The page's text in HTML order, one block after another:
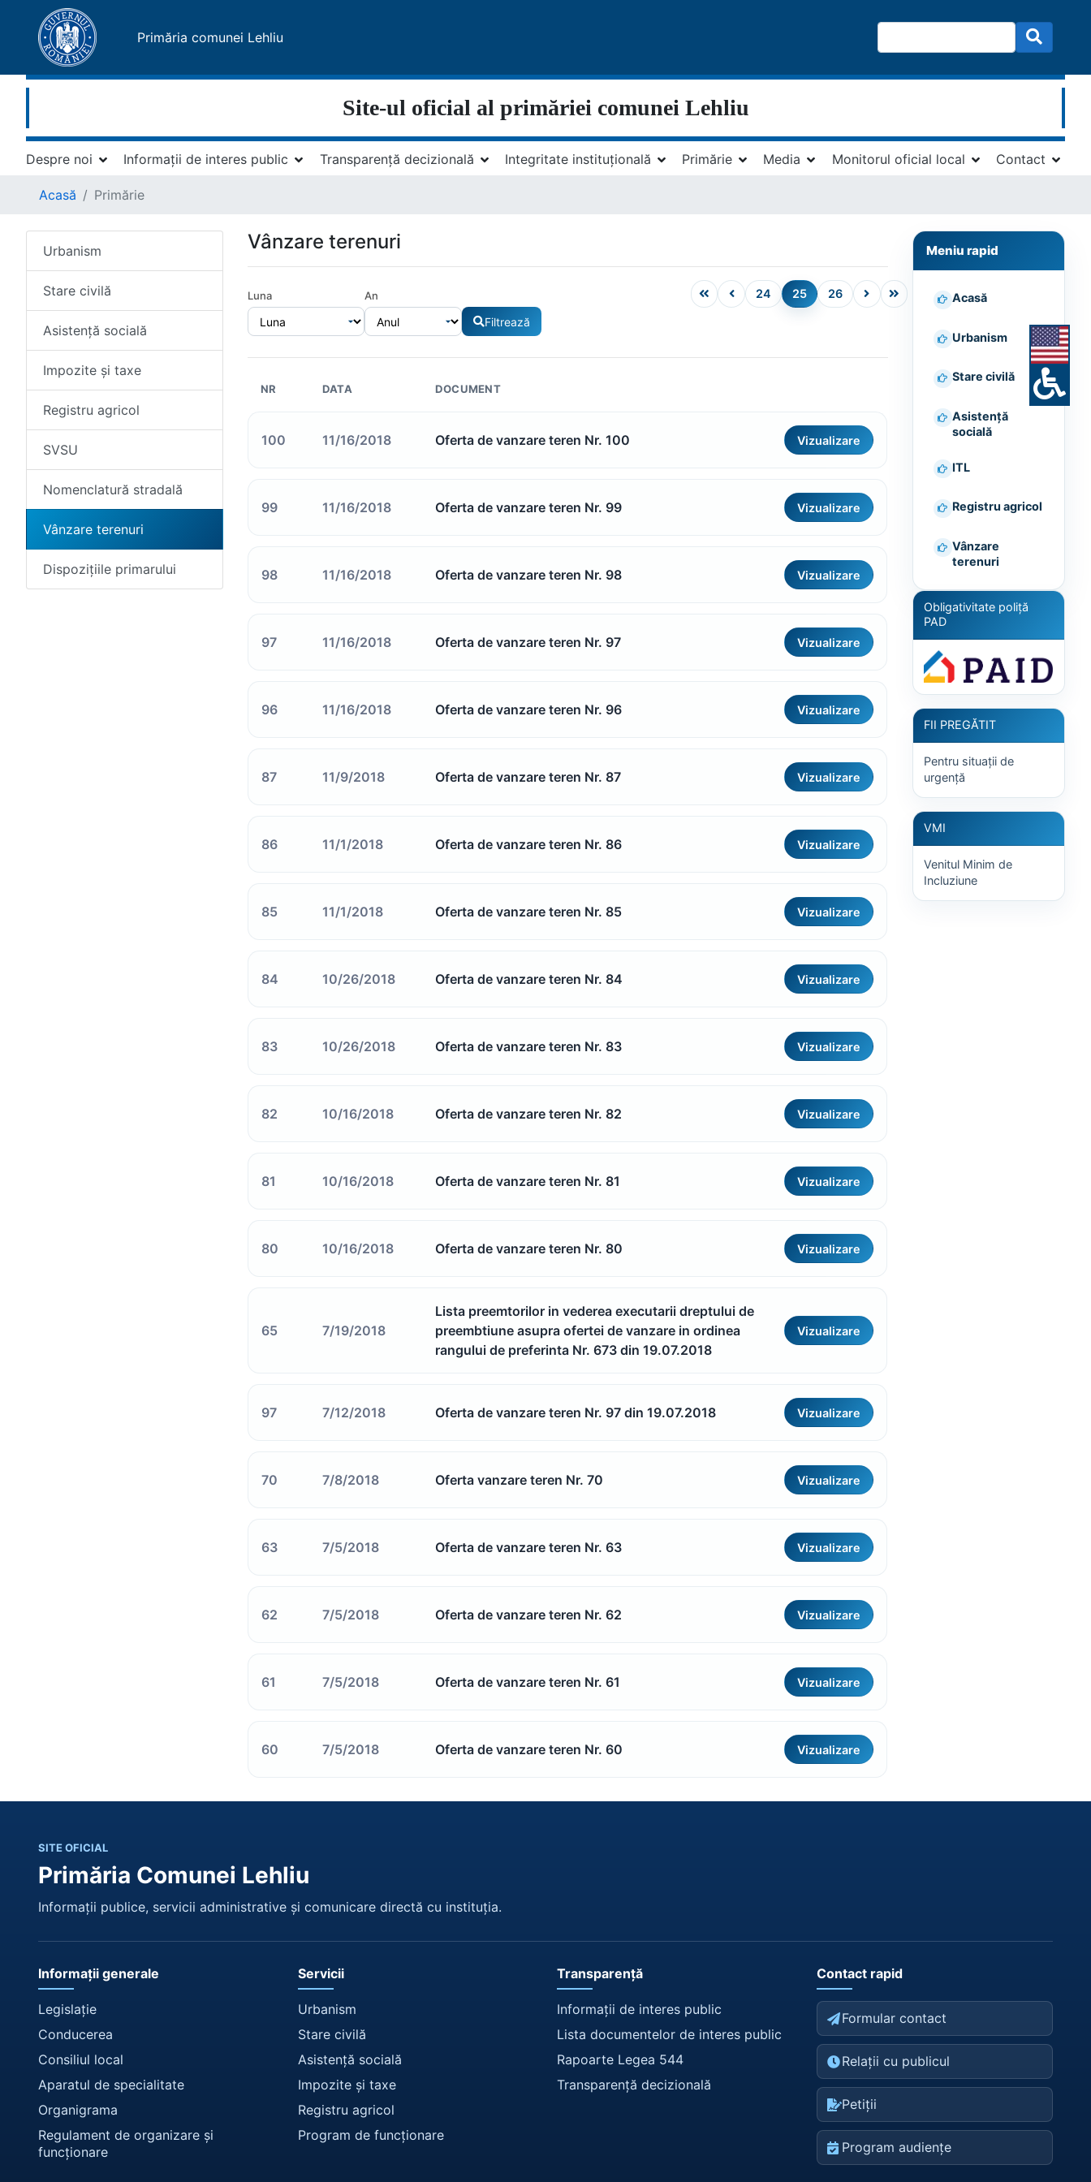
Primăria comunei Lehliu
Site-ul oficial al primăriei comunei Lehliu
Despre noi Informații de interes public Transparență decizională Integritate instituțională Primărie Media Monitorul oficial local Contact
Acasă Primărie
Urbanism
Stare civilă
Asistență socială
Impozite și taxe
Registru agricol
SVSU
Nomenclatură stradală
Vânzare terenuri
Dispozițiile primarului
Vânzare terenuri
Luna An
Filtrează
24 25 26
NR DATA DOCUMENT
100 11/16/2018 Oferta de vanzare teren Nr. 100 Vizualizare
99 11/16/2018 Oferta de vanzare teren Nr. 99 Vizualizare
98 11/16/2018 Oferta de vanzare teren Nr. 98 Vizualizare
97 11/16/2018 Oferta de vanzare teren Nr. 97 Vizualizare
96 11/16/2018 Oferta de vanzare teren Nr. 96 Vizualizare
87 11/9/2018 Oferta de vanzare teren Nr. 87 Vizualizare
86 11/1/2018 Oferta de vanzare teren Nr. 86 Vizualizare
85 11/1/2018 Oferta de vanzare teren Nr. 85 Vizualizare
84 10/26/2018 Oferta de vanzare teren Nr. 84 Vizualizare
83 10/26/2018 Oferta de vanzare teren Nr. 83 Vizualizare
82 10/16/2018 Oferta de vanzare teren Nr. 82 Vizualizare
81 10/16/2018 Oferta de vanzare teren Nr. 81 Vizualizare
80 10/16/2018 Oferta de vanzare teren Nr. 80 Vizualizare
65 7/19/2018
Lista preemtorilor in vederea executarii dreptului de
preembtiune asupra ofertei de vanzare in ordinea
rangului de preferinta Nr. 673 din 19.07.2018
Vizualizare
97 7/12/2018 Oferta de vanzare teren Nr. 97 din 19.07.2018 Vizualizare
70 7/8/2018 Oferta vanzare teren Nr. 70 Vizualizare
63 7/5/2018 Oferta de vanzare teren Nr. 63 Vizualizare
62 7/5/2018 Oferta de vanzare teren Nr. 62 Vizualizare
61 7/5/2018 Oferta de vanzare teren Nr. 61 Vizualizare
60 7/5/2018 Oferta de vanzare teren Nr. 60 Vizualizare
Meniu rapid
Acasă
Urbanism
Stare civilă
Asistență
socială
ITL
Registru agricol
Vânzare
terenuri
Obligativitate poliță
PAD
FII PREGĂTIT
Pentru situații de
urgență
VMI
Venitul Minim de
Incluziune
SITE OFICIAL
Primăria Comunei Lehliu
Informații publice, servicii administrative și comunicare directă cu instituția.
Informații generale
Legislație
Conducerea
Consiliul local
Aparatul de specialitate
Organigrama
Regulament de organizare și
funcționare
Servicii
Urbanism
Stare civilă
Asistență socială
Impozite și taxe
Registru agricol
Program de funcționare
Transparență
Informații de interes public
Lista documentelor de interes public
Rapoarte Legea 544
Transparență decizională
Contact rapid
Formular contact
Relații cu publicul
Petiții
Program audiențe